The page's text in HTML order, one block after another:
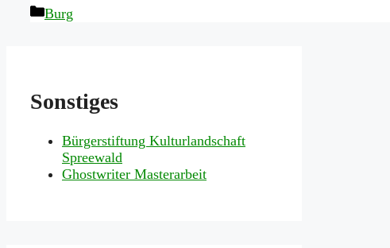
Kategorien
Burg
Sonstiges
Bürgerstiftung Kulturlandschaft
Spreewald
Ghostwriter Masterarbeit